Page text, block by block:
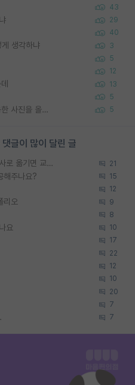
43
29
40
생각하냐 3
5
12
13
5
정보보안 연구하는 입장에선 식별가능한 사진을 올리는건 비추이긴함 5
글이 많이 달린 글
SSH 박사과정을 그만두고 지방대 박사로 옮기면 교수의 꿈은 끝일까요? 21
해주나요? 15
12
리오 9
8
요 10
17
22
12
10
20
7
7